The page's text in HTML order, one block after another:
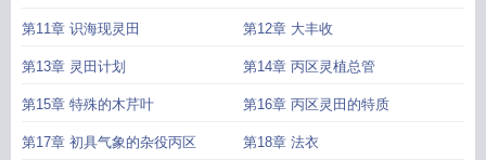
第11章 识海现灵田 第12章 大丰收
第13章 灵田计划 第14章 丙区灵植总管
第15章 特殊的木芹叶 第16章 丙区灵田的特质
第17章 初具气象的杂役丙区 第18章 法衣